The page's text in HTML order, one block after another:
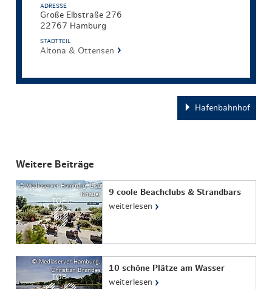
ADRESSE
Große Elbstraße 276
22767 Hamburg
STADTTEIL
Altona & Ottensen
Hafenbahnhof
Weitere Beiträge
© Mediaserver Hamburg, Lisa
Knauer
TOP
9 coole Beachclubs & Strandbars
weiterlesen ›
© Mediaserver Hamburg,
Christian Brandes
TOP
10 schöne Plätze am Wasser
weiterlesen ›